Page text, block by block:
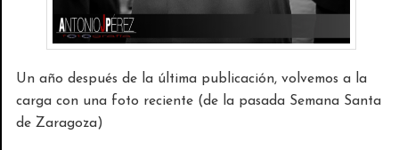
Un año después de la última publicación, volvemos a la
carga con una foto reciente (de la pasada Semana Santa
de Zaragoza)